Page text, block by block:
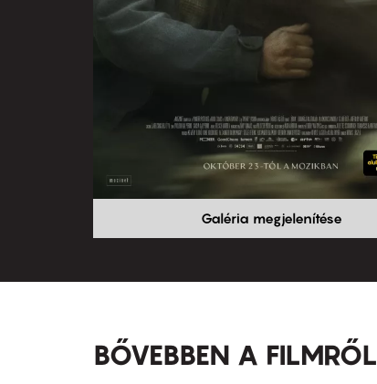
Galéria megjelenítése
BŐVEBBEN A FILMRŐL